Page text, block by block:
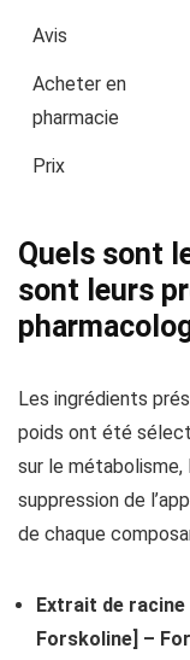
Avis
Acheter en
pharmacie
Prix
Quels sont
sont leurs
Les ingrédients
poids ont été
sur le
suppression de
de chaque
Extrait de racine
Forskoline] –